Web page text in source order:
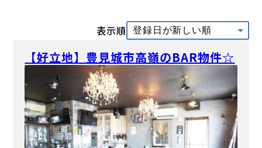
表示順
【好立地】豊見城市高嶺のBAR物件☆